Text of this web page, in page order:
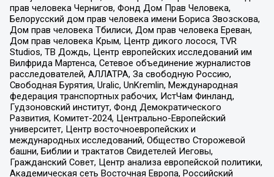
прав человека Чернигов, Фонд Дом Прав Человека,
Белорусский дом прав человека имени Бориса Звозскова,
Дом прав человека Тбилиси, Дом прав человека Ереван,
Дом прав человека Крым, Центр дикого лосося, TVR
Studios, ТВ Дождь, Центр европейских исследований им
Вилфрида Мартенса, Сетевое объединение журналистов
расследователей, АЛЛАТРА, За свободную Россию,
Свободная Бурятия, Uralic, UnKremlin, Международная
федерация транспортных рабочих, ИстЧам Финланд,
Гудзоновский институт, Фонд Демократического
Развития, Комитет-2024, Центрально-Европейский
университет, Центр восточноевропейских и
международных исследований, Общество Сторожевой
башни, Библии и трактатов Свидетелей Иеговы,
Гражданский Совет, Центр анализа европейской политики,
Академическая сеть Восточная Европа, Российский